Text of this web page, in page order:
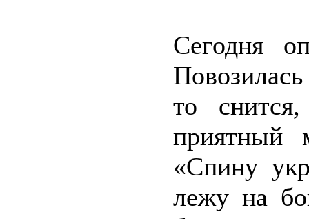
Сегодня
то
приятный
«Спину
лежу на